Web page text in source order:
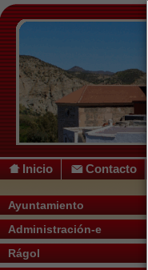
Inicio Contacto
Ayuntamiento
Administración-e
Rágol